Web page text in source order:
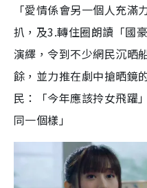
「愛情係會另一個人充
扒，及3.轉住圈朗讀「國
演繹，令到不少網民沉晒
餘，並力推在劇中搶晒鏡
民：「今年應該拎女飛躍
同一個樣」